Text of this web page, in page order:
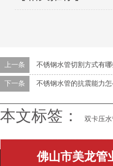
上一条 不锈钢水管切割方式有
下一条 不锈钢水管的抗震能力怎
本文标签： 双卡压
佛山市美龙管